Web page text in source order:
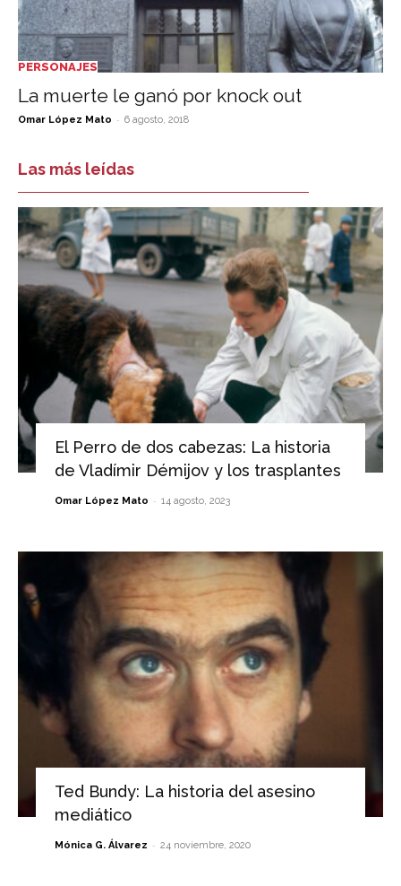
PERSONAJES
La muerte le ganó por knock out
Omar López Mato - 6 agosto, 2018
Las más leídas
El Perro de dos cabezas: La historia
de Vladímir Démijov y los trasplantes
Omar López Mato - 14 agosto, 2023
Ted Bundy: La historia del asesino
mediático
Mónica G. Álvarez - 24 noviembre, 2020